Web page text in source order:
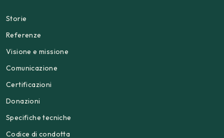
Storie
Referenze
Visione e missione
Comunicazione
Certificazioni
Donazioni
Specifiche tecniche
Codice di condotta